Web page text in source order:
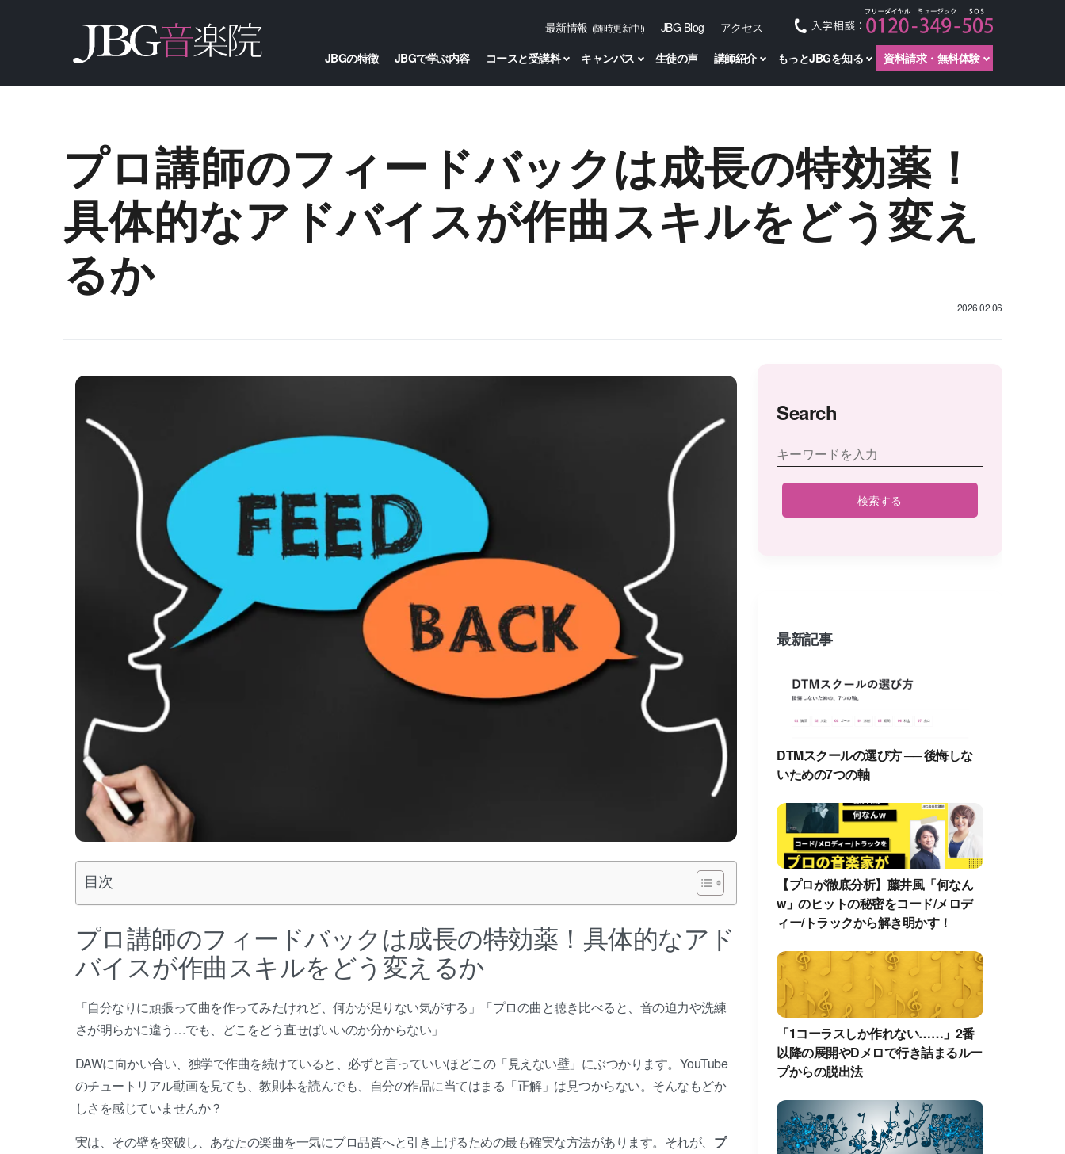
最新情報 (随時更新中!) JBG Blog
アクセス
JBGの特徴
JBGで学ぶ内容 コースと受講料 キャンパス 生徒の声 講師紹介 もっとJBGを知る 資料請求・無料体験
プロ講師のフィードバックは成長の特効薬！
具体的なアドバイスが作曲スキルをどう変え
るか
2026.02.06
目次
プロ講師のフィードバックは成長の特効薬！具体的なアド
バイスが作曲スキルをどう変えるか
「自分なりに頑張って曲を作ってみたけれど、何かが足りない気がする」「プロの曲と聴き比べると、音の迫力や洗練
さが明らかに違う…でも、どこをどう直せばいいのか分からない」
DAWに向かい合い、独学で作曲を続けていると、必ずと言っていいほどこの「見えない壁」にぶつかります。YouTube
のチュートリアル動画を見ても、教則本を読んでも、自分の作品に当てはまる「正解」は見つからない。そんなもどか
しさを感じていませんか？
実は、その壁を突破し、あなたの楽曲を一気にプロ品質へと引き上げるための最も確実な方法があります。それが、 プ
Search
検索する
最新記事
DTMスクールの選び方 ── 後悔しな
いための7つの軸
【プロが徹底分析】藤井風「何なん
w」のヒットの秘密をコード/メロデ
ィー/トラックから解き明かす！
「1コーラスしか作れない……」2番
以降の展開やDメロで行き詰まるルー
プからの脱出法